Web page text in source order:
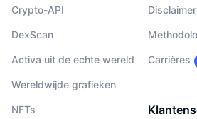
Crypto-API
DexScan
Activa uit de echte wereld
Wereldwijde grafieken
NFTs
Disclaimer
Carrières